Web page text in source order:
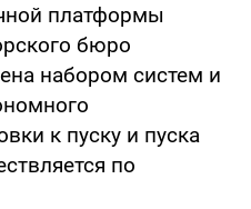
платформы
бюро
набором систем и
к пуску и пуска
по